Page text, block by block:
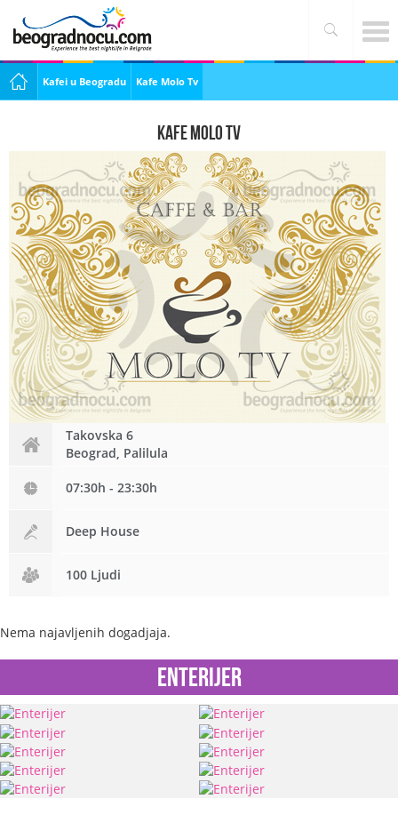
Kafei u Beogradu Kafe Molo Tv
Kafe Molo Tv
Takovska 6
Beograd, Palilula
07:30h - 23:30h
Deep House
100 Ljudi
Nema najavljenih dogadjaja.
Enterijer